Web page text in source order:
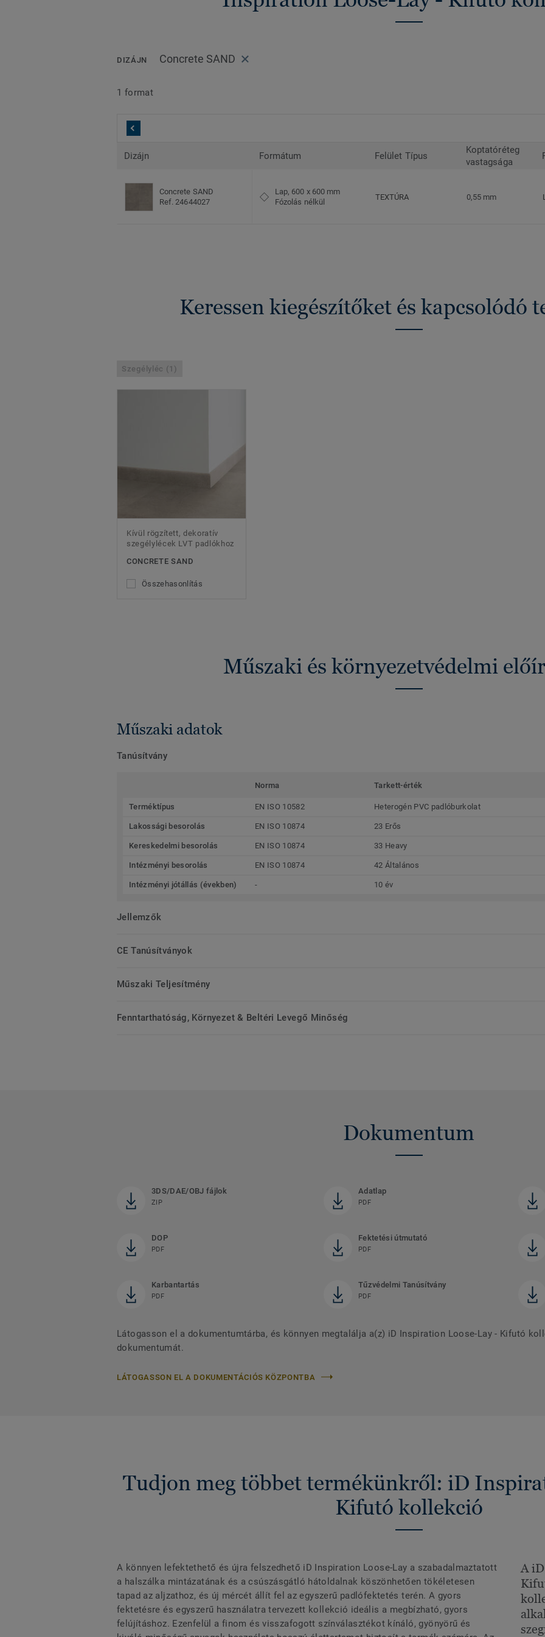
DIZÁJN Concrete SAND
1 format
Dizájn Formátum Felület Típus
Koptatóréteg
vastagsága
Concrete SAND
Ref. 24644027
Lap, 600 x 600 mm
Fózolás nélkül
TEXTÚRA 0,55 mm
Keressen kiegészítőket és kapcsolódó
Szegélyléc (1)
Kívül rögzített, dekoratív
szegélylécek LVT padlókhoz
CONCRETE SAND
Összehasonlítás
Műszaki és környezetvédelmi
Műszaki adatok
Tanúsítvány
Norma Tarkett-érték
Terméktípus EN ISO 10582 Heterogén PVC padlóburkolat
Lakossági besorolás EN ISO 10874 23 Erős
Kereskedelmi besorolás EN ISO 10874 33 Heavy
Intézményi besorolás EN ISO 10874 42 Általános
Intézményi jótállás (években) - 10 év
Jellemzők
CE Tanúsítványok
Műszaki Teljesítmény
Fenntarthatóság, Környezet & Beltéri Levegő Minőség
Dokumentum
3DS/DAE/OBJ fájlok
ZIP
Adatlap
PDF
DOP
PDF
Fektetési útmutató
PDF
Karbantartás
PDF
Tűzvédelmi Tanúsítvány
PDF
Látogasson el a dokumentumtárba, és könnyen megtalálja a(z) iD Inspiration Loose-Lay - Kifutó
dokumentumát.
LÁTOGASSON EL A DOKUMENTÁCIÓS KÖZPONTBA
Tudjon meg többet termékünkről: iD
Kifutó kollekció
A könnyen lefektethető és újra felszedhető iD Inspiration Loose-Lay a szabadalmaztatott
a halszálka mintázatának és a csúszásgátló hátoldalnak köszönhetően tökéletesen
tapad az aljzathoz, és új mércét állít fel az egyszerű padlófektetés terén. A gyors
fektetésre és egyszerű használatra tervezett kollekció ideális a megbízható, gyors
felújításhoz. Ezenfelül a finom és visszafogott színválasztékot kínáló, gyönyörű és
A